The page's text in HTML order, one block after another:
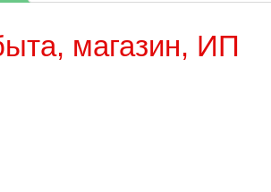
магазин, ИП